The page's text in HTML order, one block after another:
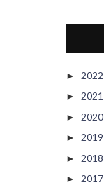
► 2022
► 2021
► 2020
► 2019
► 2018
► 2017